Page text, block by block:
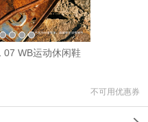
不可用优惠券